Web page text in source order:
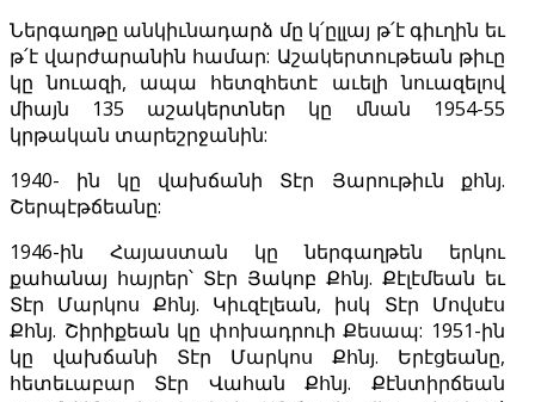
Ներգաղթը անկիւնադարձ մը կ՛ըլլայ թ՛է գիւղին եւ
թ՛է վարժարանին համար: Աշակերտութեան թիւը
կը նուազի, ապա հետզհետէ աւելի նուազելով
միայն 135 աշակերտներ կը մնան 1954-55
կրթական տարեշրջանին:
1940- ին կը վախճանի Տէր Յարութիւն քհնյ.
Շերպէթճեանը:
1946-ին Հայաստան կը ներգաղթեն երկու
քահանայ հայրեր՝ Տէր Յակոբ Քհնյ. Քէլէմեան եւ
Տէր Մարկոս Քհնյ. Կիւզէլեան, իսկ Տէր Մովսէս
Քհնյ. Շիրիքեան կը փոխադրուի Քեսապ: 1951-ին
կը վախճանի Տէր Մարկոս Քհնյ. Երէցեանը,
հետեւաբար Տէր Վահան Քհնյ. Քէնտիրճեան